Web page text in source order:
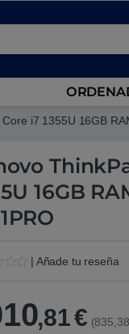
i7 1355U 16GB
16GB
| Añade tu reseña
,81€